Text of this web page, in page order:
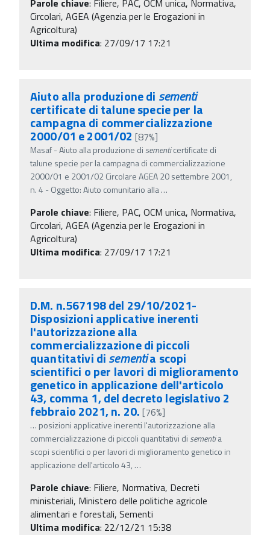
Circolari, AGEA (Agenzia per le Erogazioni in
Agricoltura)
Ultima modifica: 27/09/17 17:21
Aiuto alla produzione di sementi
certificate di talune specie per la
campagna di commercializzazione
2000/01 e 2001/02 [87%]
Masaf - Aiuto alla produzione di sementicertificate di
talune specie per la campagna di commercializzazione
2000/01 e 2001/02 Circolare AGEA 20 settembre 2001,
n. 4 - Oggetto: Aiuto comunitario alla…
Parole chiave: Filiere, PAC, OCM unica, Normativa,
Circolari, AGEA (Agenzia per le Erogazioni in
Agricoltura)
Ultima modifica: 27/09/17 17:21
D.M. n.567198 del 29/10/2021-
Disposizioni applicative inerenti
l'autorizzazione alla
commercializzazione di piccoli
quantitativi disementia scopi
scientifici o per lavori di miglioramento
genetico in applicazione dell'articolo
43, comma 1, del decreto legislativo 2
febbraio 2021, n. 20.[76%]
… posizioni applicative inerenti l'autorizzazione alla
commercializzazione di piccoli quantitativi di sementia
scopi scientifici o per lavori di miglioramento genetico in
applicazione dell'articolo 43, …
Parole chiave: Filiere, Normativa, Decreti
ministeriali, Ministero delle politiche agricole
alimentari e forestali, Sementi
Ultima modifica: 22/12/21 15:38